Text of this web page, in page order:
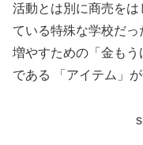
活動とは別に商売を
ている特殊な学校だ
増やすための「金も
である 「アイテム」